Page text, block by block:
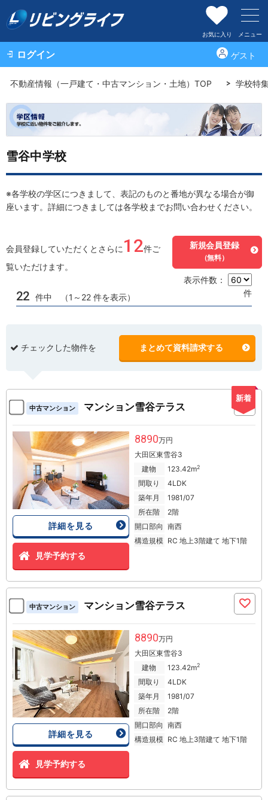
お気に入り メニュー
ログイン ゲスト
不動産情報（一戸建て・中古マンション・土地）TOP 学校特
雪谷中学校
※各学校の学区につきまして、表記のものと番地が異なる場合が御
座います。詳細につきましては各学校までお問い合わせください。
会員登録していただくとさらに 12件ご
覧いただけます。
新規会員登録
（無料）
22 件中 （1～22 件を表示）
表示件数：
件
チェックした物件を まとめて資料請求する
新着
中古マンション マンション雪谷テラス
詳細を見る
見学予約する
8890万円
大田区東雪谷3
建物
123.42m2
間取り
4LDK
築年月
1981/07
所在階
2階
開口部向 南西
構造規模 RC 地上3階建て 地下1階
中古マンション マンション雪谷テラス
詳細を見る
見学予約する
8890万円
大田区東雪谷3
建物
123.42m2
間取り
4LDK
築年月
1981/07
所在階
2階
開口部向 南西
構造規模 RC 地上3階建て 地下1階